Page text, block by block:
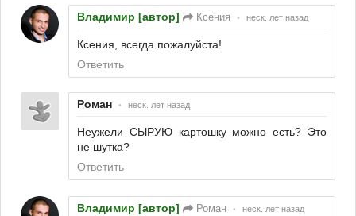
Владимир [автор] Ксения • неск. лет назад
Ксения, всегда пожалуйста!
Ответить
Роман • неск. лет назад
Неужели СЫРУЮ картошку можно есть? Это
не шутка?
Ответить
Владимир [автор] Роман • неск. лет назад